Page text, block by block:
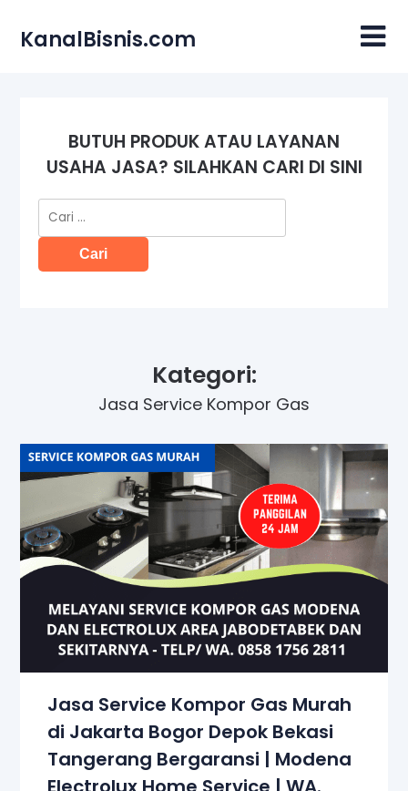
content
KanalBisnis.com
BUTUH PRODUK ATAU LAYANAN
USAHA JASA? SILAHKAN CARI DI SINI
Cari
untuk:
Kategori:
Jasa Service Kompor Gas
Jasa Service Kompor Gas Murah
di Jakarta Bogor Depok Bekasi
Tangerang Bergaransi | Modena